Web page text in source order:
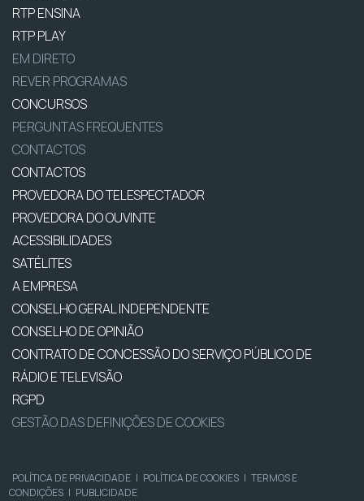
RTP ENSINA
RTP PLAY
EM DIRETO
REVER PROGRAMAS
CONCURSOS
PERGUNTAS FREQUENTES
CONTACTOS
CONTACTOS
PROVEDORA DO TELESPECTADOR
PROVEDORA DO OUVINTE
ACESSIBILIDADES
SATÉLITES
A EMPRESA
CONSELHO GERAL INDEPENDENTE
CONSELHO DE OPINIÃO
CONTRATO DE CONCESSÃO DO SERVIÇO PÚBLICO DE
RÁDIO E TELEVISÃO
RGPD
GESTÃO DAS DEFINIÇÕES DE COOKIES
POLÍTICA DE PRIVACIDADE | POLÍTICA DE COOKIES | TERMOS E
CONDIÇÕES | PUBLICIDADE